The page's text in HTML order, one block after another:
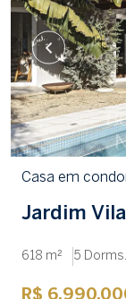
Casa em
Jardim
618 m² 5 Dorms.
R$